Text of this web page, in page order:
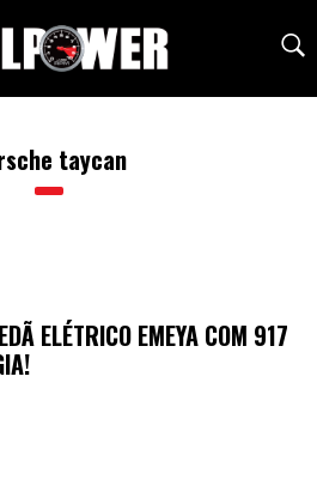
taycan
ELÉTRICO EMEYA COM 917